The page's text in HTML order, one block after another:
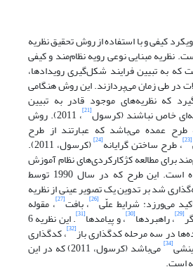
کیفی و با استفاده از روش تحقیق نظریه
نظریه مبنایی نوعی رویه نظام‌مند و کیفی
که به تبیین فرایند شکل‌گیری رویدادها،
در طی زمان می‌پردازند. این روش هنگامی
که نظریه‌های موجود قادر به تبیین
خاص نباشند (کرسول[21] ، 2011). روش
طرح عمده می‌باشد که عبارتند از طرح
[23] ، طرح ساختن گرایانه[24] (کرسول، 2011).
برای مطالعه کژکارکردی‌های نظام آموزش
عالی کشور استفاده شده است. این طرح که در سال 1990 توسط
شد بر تدوین یک تصویر عینی از نظریه
[26] ، بافت[27] ، مقوله
[29] ، راهبردها[30] ، و پیامدها[31] . این نظریه 6
در سه مرحله کدگذاری باز[32] ، کدگذاری
[34] می‌باشد (کرسول، 2011) که در این
است.